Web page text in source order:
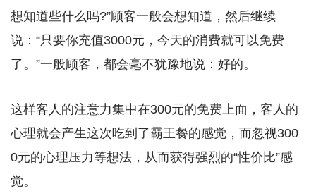
想知道些什么吗?”顾客一般会想知道，然后继续
说：“只要你充值3000元，今天的消费就可以免费
了。”一般顾客，都会毫不犹豫地说：好的。
这样客人的注意力集中在300元的免费上面，客人的
心理就会产生这次吃到了霸王餐的感觉，而忽视300
0元的心理压力等想法，从而获得强烈的“性价比”感
觉。